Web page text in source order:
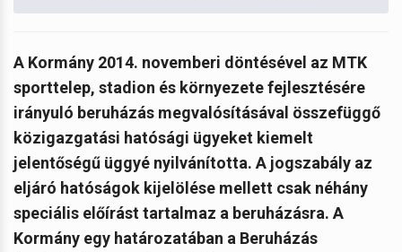
A Kormány 2014. novemberi döntésével az MTK
sporttelep, stadion és környezete fejlesztésére
irányuló beruházás megvalósításával összefüggő
közigazgatási hatósági ügyeket kiemelt
jelentőségű üggyé nyilvánította. A jogszabály az
eljáró hatóságok kijelölése mellett csak néhány
speciális előírást tartalmaz a beruházásra. A
Kormány egy határozatában a Beruházás